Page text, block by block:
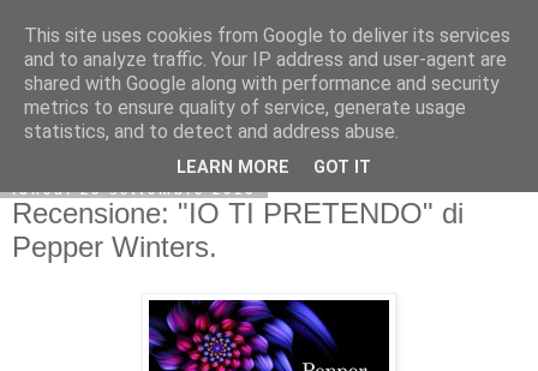
lunedì 26 settembre 2016
Recensione: "IO TI PRETENDO" di
Pepper Winters.
This site uses cookies from Google to deliver its services
and to analyze traffic. Your IP address and user-agent are
shared with Google along with performance and security
metrics to ensure quality of service, generate usage
statistics, and to detect and address abuse.
LEARN MORE GOT IT